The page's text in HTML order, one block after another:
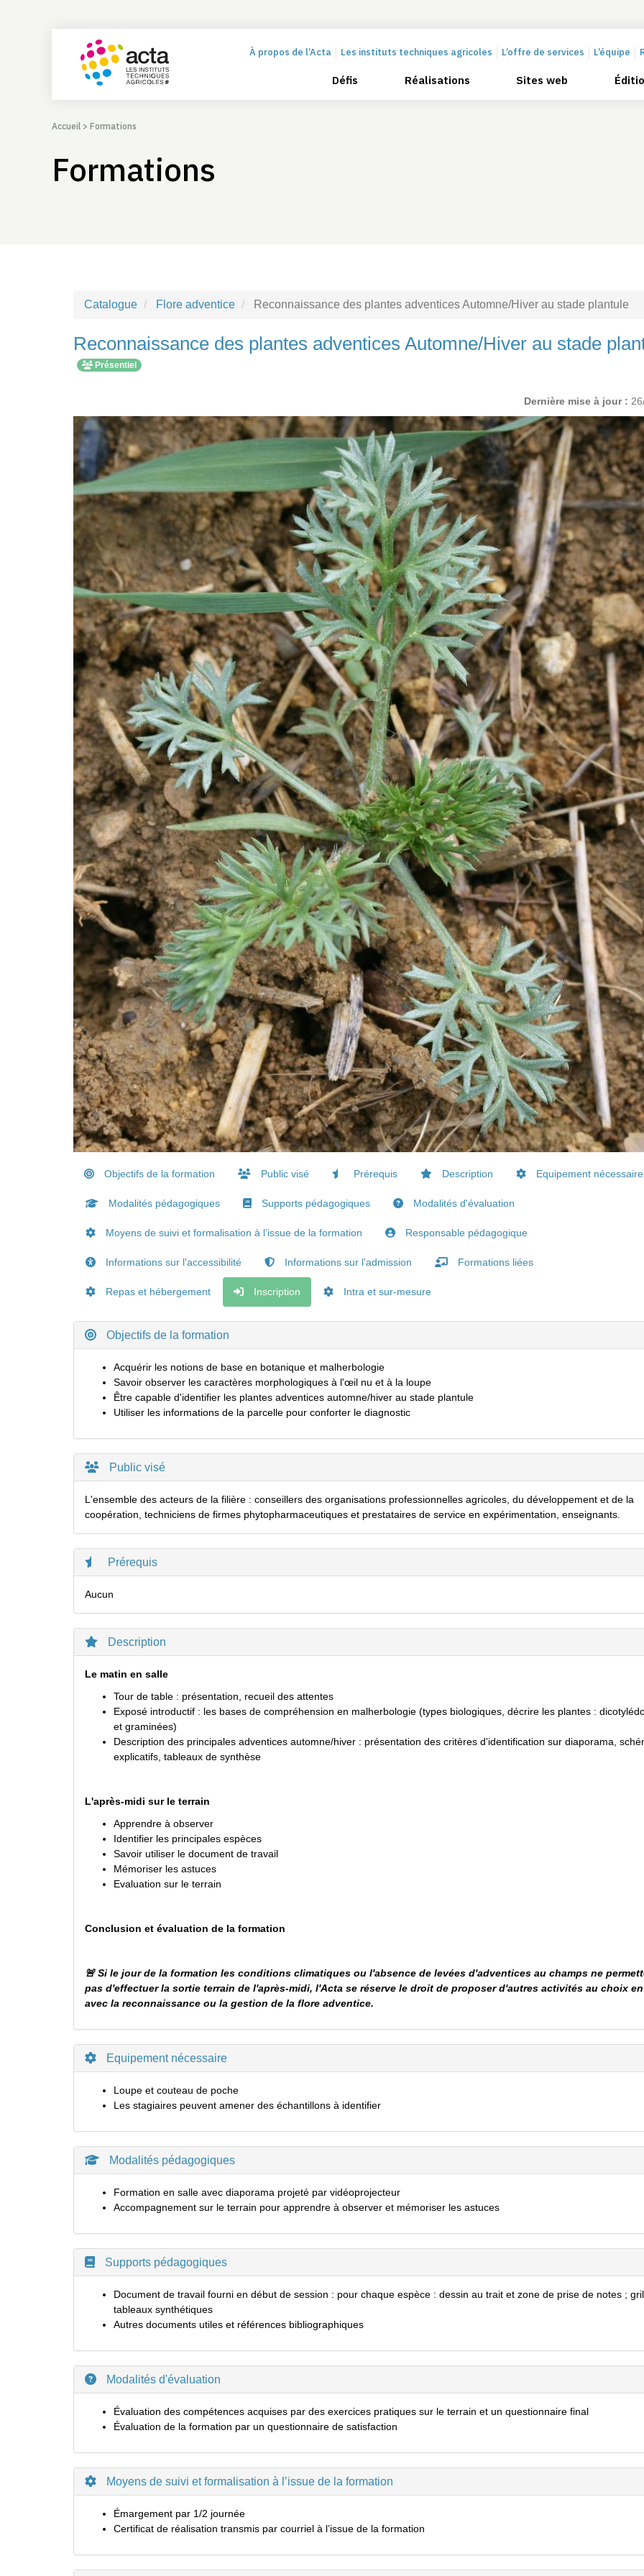
À propos de l’Acta Les instituts techniques agricoles L’offre de services L’équipe
Défis Réalisations Sites web
Accueil > Formations
Formations
Catalogue Flore adventice Reconnaissance des plantes adventices Automne/Hiver au stade plantule
Reconnaissance des plantes adventices Automne/Hiver au stade
Présentiel
Dernière mise à jour :
Objectifs de la formation Public visé Prérequis Description Equipement nécessaire
Modalités pédagogiques Supports pédagogiques Modalités d'évaluation
Moyens de suivi et formalisation à l’issue de la formation Responsable pédagogique
Informations sur l'accessibilité Informations sur l'admission Formations liées
Repas et hébergement Inscription Intra et sur-mesure
Objectifs de la formation
Acquérir les notions de base en botanique et malherbologie
Savoir observer les caractères morphologiques à l'œil nu et à la loupe
Être capable d'identifier les plantes adventices automne/hiver au stade plantule
Utiliser les informations de la parcelle pour conforter le diagnostic
Public visé
L'ensemble des acteurs de la filière : conseillers des organisations professionnelles agricoles, du développement et de la
coopération, techniciens de firmes phytopharmaceutiques et prestataires de service en expérimentation, enseignants.
Prérequis
Aucun
Description
Le matin en salle
Tour de table : présentation, recueil des attentes
Exposé introductif : les bases de compréhension en malherbologie (types biologiques, décrire les plantes :
et graminées)
Description des principales adventices automne/hiver : présentation des critères d'identification sur diaporama,
explicatifs, tableaux de synthèse
L'après-midi sur le terrain
Apprendre à observer
Identifier les principales espèces
Savoir utiliser le document de travail
Mémoriser les astuces
Evaluation sur le terrain
Conclusion et évaluation de la formation
🚨 Si le jour de la formation les conditions climatiques ou l'absence de levées d'adventices au champs ne
pas d'effectuer la sortie terrain de l'après-midi, l'Acta se réserve le droit de proposer d'autres activités au choix
avec la reconnaissance ou la gestion de la flore adventice.
Equipement nécessaire
Loupe et couteau de poche
Les stagiaires peuvent amener des échantillons à identifier
Modalités pédagogiques
Formation en salle avec diaporama projeté par vidéoprojecteur
Accompagnement sur le terrain pour apprendre à observer et mémoriser les astuces
Supports pédagogiques
Document de travail fourni en début de session : pour chaque espèce : dessin au trait et zone de prise de notes ;
tableaux synthétiques
Autres documents utiles et références bibliographiques
Modalités d'évaluation
Évaluation des compétences acquises par des exercices pratiques sur le terrain et un questionnaire final
Évaluation de la formation par un questionnaire de satisfaction
Moyens de suivi et formalisation à l’issue de la formation
Émargement par 1/2 journée
Certificat de réalisation transmis par courriel à l’issue de la formation